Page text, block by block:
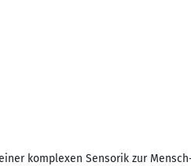
komplexen Sensorik zur